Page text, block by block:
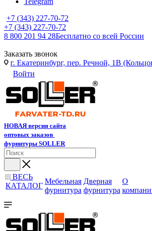
+7 (343) 227-70-72
+7 (343) 227-70-72
8 800 201 94 28Бесплатно со всей России
Заказать звонок
г. Екатеринбург, пер. Речной, 1В
Войти
НОВАЯ версия сайта
оптовых заказов
фурнитуры SOLLER
ВЕСЬ
КАТАЛОГ
Мебельная
фурнитура
Дверная
фурнитура
О